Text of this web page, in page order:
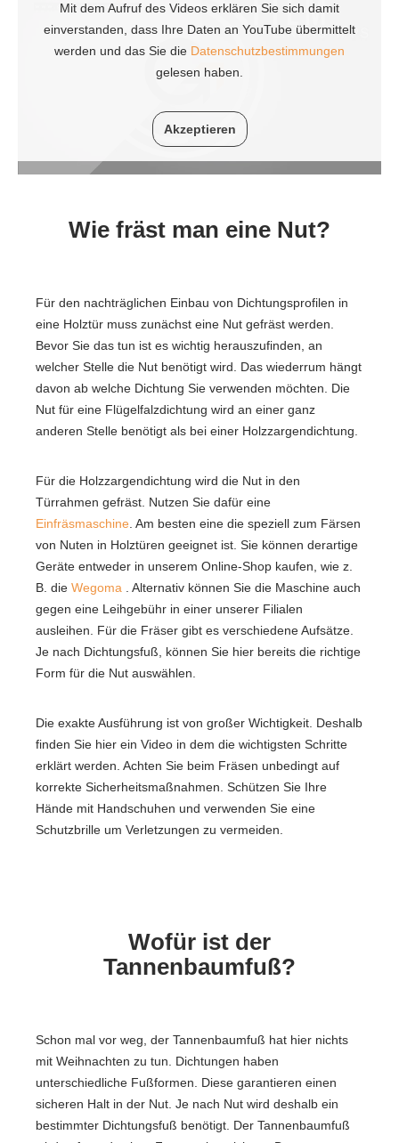
Mit dem Aufruf des Videos erklären Sie sich damit
einverstanden, dass Ihre Daten an YouTube übermittelt
werden und das Sie die Datenschutzbestimmungen
gelesen haben.
Akzeptieren
Wie fräst man eine Nut?
Für den nachträglichen Einbau von Dichtungsprofilen in
eine Holztür muss zunächst eine Nut gefräst werden.
Bevor Sie das tun ist es wichtig herauszufinden, an
welcher Stelle die Nut benötigt wird. Das wiederrum hängt
davon ab welche Dichtung Sie verwenden möchten. Die
Nut für eine Flügelfalzdichtung wird an einer ganz
anderen Stelle benötigt als bei einer Holzzargendichtung.
Für die Holzzargendichtung wird die Nut in den
Türrahmen gefräst. Nutzen Sie dafür eine
Einfräsmaschine . Am besten eine die speziell zum Färsen
von Nuten in Holztüren geeignet ist. Sie können derartige
Geräte entweder in unserem Online-Shop kaufen, wie z.
B. die Wegoma
. Alternativ können Sie die Maschine auch
gegen eine Leihgebühr in einer unserer Filialen
ausleihen. Für die Fräser gibt es verschiedene Aufsätze.
Je nach Dichtungsfuß, können Sie hier bereits die richtige
Form für die Nut auswählen.
Die exakte Ausführung ist von großer Wichtigkeit. Deshalb
finden Sie hier ein Video in dem die wichtigsten Schritte
erklärt werden. Achten Sie beim Fräsen unbedingt auf
korrekte Sicherheitsmaßnahmen. Schützen Sie Ihre
Hände mit Handschuhen und verwenden Sie eine
Schutzbrille um Verletzungen zu vermeiden.
Wofür ist der
Tannenbaumfuß?
Schon mal vor weg, der Tannenbaumfuß hat hier nichts
mit Weihnachten zu tun. Dichtungen haben
unterschiedliche Fußformen. Diese garantieren einen
sicheren Halt in der Nut. Je nach Nut wird deshalb ein
bestimmter Dichtungsfuß benötigt. Der Tannenbaumfuß